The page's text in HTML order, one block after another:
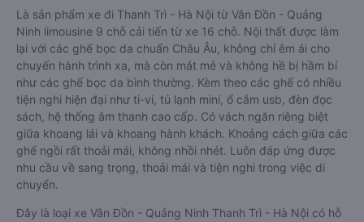
Là sản phẩm xe đi Thanh Trì - Hà Nội từ Vân Đồn - Quảng
Ninh limousine 9 chỗ cải tiến từ xe 16 chỗ. Nội thất được làm
lại với các ghế bọc da chuẩn Châu Âu, không chỉ êm ái cho
chuyến hành trình xa, mà còn mát mẻ và không hề bị hầm bí
như các ghế bọc da bình thường. Kèm theo các ghế có nhiều
tiện nghi hiện đại như ti-vi, tủ lạnh mini, ổ cắm usb, đèn đọc
sách, hệ thống âm thanh cao cấp. Có vách ngăn riêng biệt
giữa khoang lái và khoang hành khách. Khoảng cách giữa các
ghế ngồi rất thoải mái, không nhồi nhét. Luôn đáp ứng được
nhu cầu về sang trọng, thoải mái và tiện nghi trong việc di
chuyển.
Đây là loại xe Vân Đồn - Quảng Ninh Thanh Trì - Hà Nội có hỗ